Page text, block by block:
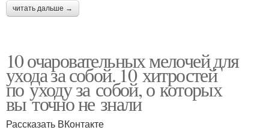
читать дальше →
10 очаровательных мелочей для
ухода за собой. 10 хитростей
по уходу за собой, о которых
вы точно не знали
Рассказать ВКонтакте